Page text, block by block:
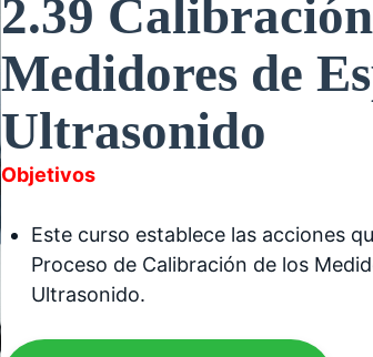
2.39
Medidores de
Ultrasonido
Objetivos
Este curso establece las acciones
Proceso de Calibración de los
Ultrasonido.